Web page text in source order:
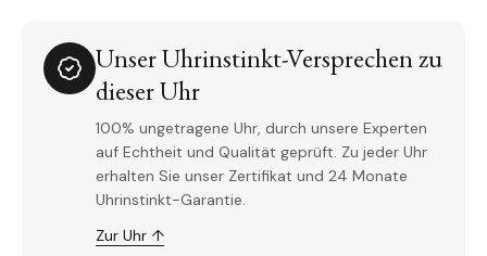
Unser Uhrinstinkt-Versprechen zu
dieser Uhr
100% ungetragene Uhr, durch unsere Experten
auf Echtheit und Qualität geprüft. Zu jeder Uhr
erhalten Sie unser Zertifikat und 24 Monate
Uhrinstinkt-Garantie.
Zur Uhr ↑